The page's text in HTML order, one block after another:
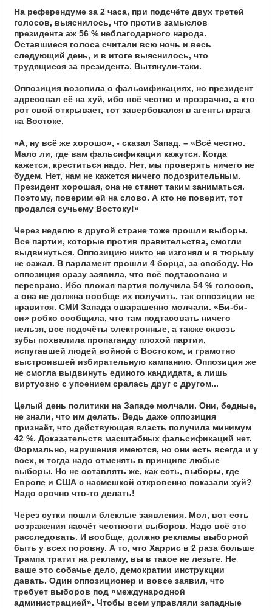
На референдуме за 2 часа, при подсчёте двух третей
голосов, выяснилось, что против замыслов
президента аж 56 % неблагодарного народа.
Оставшиеся голоса считали всю ночь и весь
следующий день, и в итоге выяснилось, что
трудящиеся за президента. Вытянули-таки.
Оппозиция возопила о фальсификациях, но президент
адресовал её на хуй, ибо всё честно и прозрачно, а кто
рот свой открывает, тот завербовался в агенты врага
на Востоке.
«А, ну всё же хорошо», - сказал Запад. – «Всё честно.
Мало ли, где вам фальсификации кажутся. Когда
кажется, креститься надо. Нет, мы проверять ничего не
будем. Нет, нам не кажется ничего подозрительным.
Президент хорошая, она не станет таким заниматься.
Поэтому, поверим ей на слово. А кто не поверит, тот
продался сучьему Востоку!»
Через неделю в другой стране тоже прошли выборы.
Все партии, которые против правительства, смогли
выдвинуться. Оппозицию никто не изгонял и в тюрьму
не сажал. В парламент прошли 4 борца, за свободу. Но
оппозиция сразу заявила, что всё подтасовано и
переврано. Ибо плохая партия получила 54 % голосов,
а она не должна вообще их получить, так оппозиции не
нравится. СМИ Запада ошарашенно молчали. «Би-би-
си» робко сообщила, что там подтасовать ничего
нельзя, все подсчёты электронные, а также сквозь
зубы похвалила пропаганду плохой партии,
испугавшей людей войной с Востоком, и грамотно
выстроившей избирательную кампанию. Оппозиция же
не смогла выдвинуть единого кандидата, а лишь
виртуозно с упоением сралась друг с другом...
Целый день политики на Западе молчали. Они, бедные,
не знали, что им делать. Ведь даже оппозиция
признаёт, что действующая власть получила минимум
42 %. Доказательств масштабных фальсификаций нет.
Формально, нарушения имеются, но они есть всегда и у
всех, и тогда надо отменять в принципе любые
выборы. Но не оставлять же, как есть, выборы, где
Европе и США с насмешкой откровенно показали хуй?
Надо срочно что-то делать!
Через сутки пошли блеклые заявления. Мол, вот есть
возражения насчёт честности выборов. Надо всё это
расследовать. И вообще, должно рекламы выборной
быть у всех поровну. А то, что Харрис в 2 раза больше
Трампа тратит на рекламу, вы в такое не лезьте. Не
ваше это собачье дело, демократии инструкции
давать. Один оппозиционер и вовсе заявил, что
требует выборов под «международной
администрацией». Чтобы всем управляли западные